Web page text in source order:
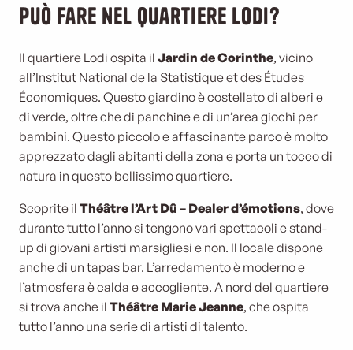
può fare nel quartiere Lodi?
Il quartiere Lodi ospita il Jardin de Corinthe, vicino
all’Institut National de la Statistique et des Études
Économiques. Questo giardino è costellato di alberi e
di verde, oltre che di panchine e di un’area giochi per
bambini. Questo piccolo e affascinante parco è molto
apprezzato dagli abitanti della zona e porta un tocco di
natura in questo bellissimo quartiere.
Scoprite il Théâtre l’Art Dû – Dealer d’émotions, dove
durante tutto l’anno si tengono vari spettacoli e stand-
up di giovani artisti marsigliesi e non. Il locale dispone
anche di un tapas bar. L’arredamento è moderno e
l’atmosfera è calda e accogliente. A nord del quartiere
si trova anche il Théâtre Marie Jeanne, che ospita
tutto l’anno una serie di artisti di talento.